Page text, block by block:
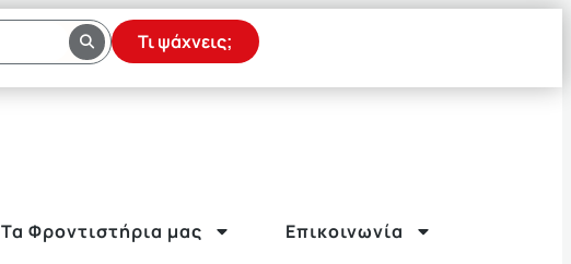
Τι ψάχνεις;
Τα Φροντιστήρια μας Επικοινωνία